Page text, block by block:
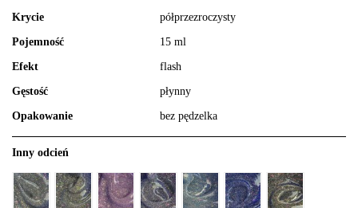
Krycie półprzezroczysty
Pojemność 15 ml
Efekt flash
Gęstość płynny
Opakowanie bez pędzelka
Inny odcień